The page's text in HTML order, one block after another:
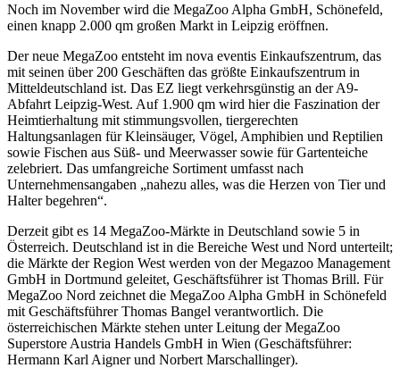
Noch im November wird die MegaZoo Alpha GmbH, Schönefeld,
einen knapp 2.000 qm großen Markt in Leipzig eröffnen.
Der neue MegaZoo entsteht im nova eventis Einkaufszentrum, das
mit seinen über 200 Geschäften das größte Einkaufszentrum in
Mitteldeutschland ist. Das EZ liegt verkehrsgünstig an der A9-
Abfahrt Leipzig-West. Auf 1.900 qm wird hier die Faszination der
Heimtierhaltung mit stimmungsvollen, tiergerechten
Haltungsanlagen für Kleinsäuger, Vögel, Amphibien und Reptilien
sowie Fischen aus Süß- und Meerwasser sowie für Gartenteiche
zelebriert. Das umfangreiche Sortiment umfasst nach
Unternehmensangaben „nahezu alles, was die Herzen von Tier und
Halter begehren“.
Derzeit gibt es 14 MegaZoo-Märkte in Deutschland sowie 5 in
Österreich. Deutschland ist in die Bereiche West und Nord unterteilt;
die Märkte der Region West werden von der Megazoo Management
GmbH in Dortmund geleitet, Geschäftsführer ist Thomas Brill. Für
MegaZoo Nord zeichnet die MegaZoo Alpha GmbH in Schönefeld
mit Geschäftsführer Thomas Bangel verantwortlich. Die
österreichischen Märkte stehen unter Leitung der MegaZoo
Superstore Austria Handels GmbH in Wien (Geschäftsführer:
Hermann Karl Aigner und Norbert Marschallinger).